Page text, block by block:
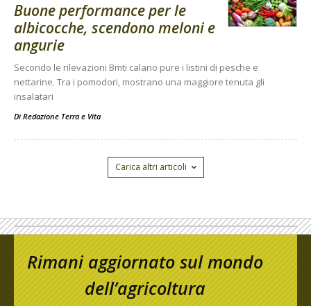
Buone performance per le
albicocche, scendono meloni e
angurie
Secondo le rilevazioni Bmti calano pure i listini di pesche e
nettarine. Tra i pomodori, mostrano una maggiore tenuta gli
insalatari
Di Redazione Terra e Vita
Carica altri articoli
Rimani aggiornato sul mondo
dell’agricoltura